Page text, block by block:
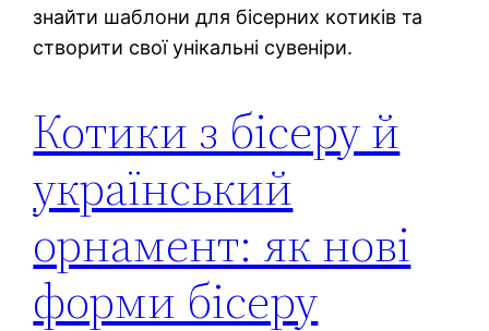
знайти шаблони для бісерних котиків та
створити свої унікальні сувеніри.
Котики з бісеру й
український
орнамент: як нові
форми бісеру